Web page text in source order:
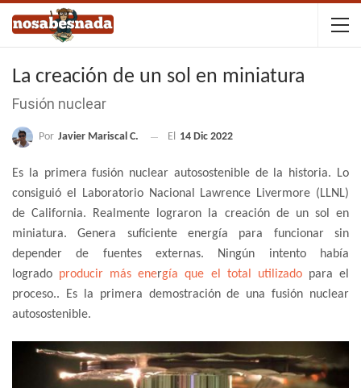
La creación de un sol en miniatura
Fusión nuclear
Por Javier Mariscal C. El 14 Dic 2022
Es la primera fusión nuclear autosostenible de la historia. Lo
consiguió el Laboratorio Nacional Lawrence Livermore (LLNL)
de California. Realmente lograron la creación de un sol en
miniatura. Genera suficiente energía para funcionar sin
depender de fuentes externas. Ningún intento había
logrado producir más energía que el total utilizadopara el
proceso.. Es la primera demostración de una fusión nuclear
autosostenible.